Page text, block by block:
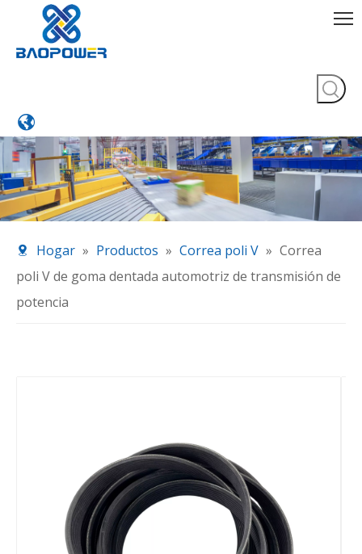
Hogar » Productos » Correa poli V » Correa
poli V de goma dentada automotriz de transmisión de
potencia